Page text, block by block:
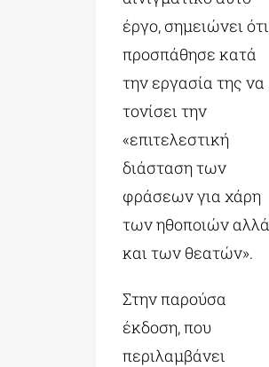
έργο, σημειώνει ότι
προσπάθησε κατά
την εργασία της να
τονίσει την
«επιτελεστική
διάσταση των
φράσεων για χάρη
των ηθοποιών αλλά
και των θεατών».
Στην παρούσα
έκδοση, που
περιλαμβάνει